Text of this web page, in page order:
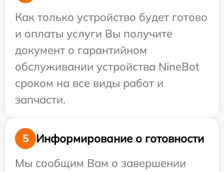
Как только устройство будет готово
и оплаты услуги Вы получите
документ о гарантийном
обслуживании устройства NineBot
сроком на все виды работ и
запчасти.
5
Информирование о готовности
Мы сообщим Вам о завершении